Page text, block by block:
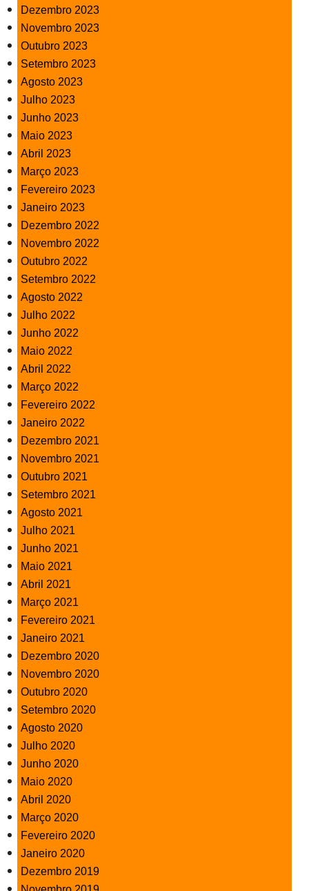
Dezembro 2023
Novembro 2023
Outubro 2023
Setembro 2023
Agosto 2023
Julho 2023
Junho 2023
Maio 2023
Abril 2023
Março 2023
Fevereiro 2023
Janeiro 2023
Dezembro 2022
Novembro 2022
Outubro 2022
Setembro 2022
Agosto 2022
Julho 2022
Junho 2022
Maio 2022
Abril 2022
Março 2022
Fevereiro 2022
Janeiro 2022
Dezembro 2021
Novembro 2021
Outubro 2021
Setembro 2021
Agosto 2021
Julho 2021
Junho 2021
Maio 2021
Abril 2021
Março 2021
Fevereiro 2021
Janeiro 2021
Dezembro 2020
Novembro 2020
Outubro 2020
Setembro 2020
Agosto 2020
Julho 2020
Junho 2020
Maio 2020
Abril 2020
Março 2020
Fevereiro 2020
Janeiro 2020
Dezembro 2019